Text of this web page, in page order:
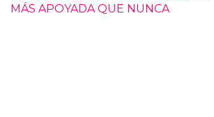
MÁS APOYADA QUE NUNCA